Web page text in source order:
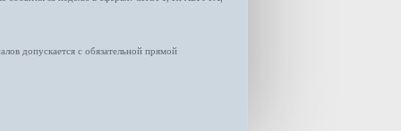
допускается с обязательной прямой